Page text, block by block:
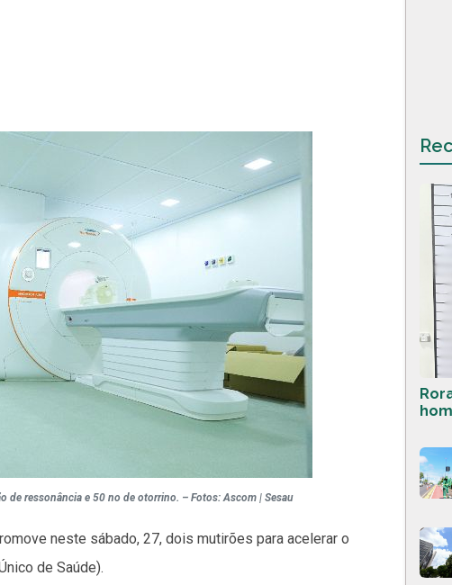
de ressonância e 50 no de otorrino. – Fotos: Ascom | Sesau
neste sábado, 27, dois mutirões para acelerar o
de Saúde).